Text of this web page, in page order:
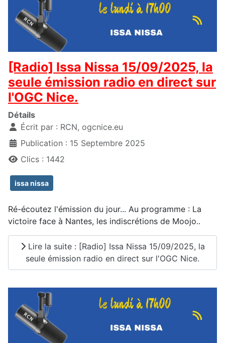
[Radio] Issa Nissa 15/09/2025, la
seule émission radio en direct sur
l'OGC Nice.
Détails
Écrit par : RCN, ogcnice.eu
Publication : 15 Septembre 2025
Clics : 1442
issa nissa
Ré-écoutez l'émission du jour... Au programme : La
victoire face à Nantes, les indiscrétions de Moojo..
Lire la suite : [Radio] Issa Nissa 15/09/2025, la
seule émission radio en direct sur l'OGC Nice.